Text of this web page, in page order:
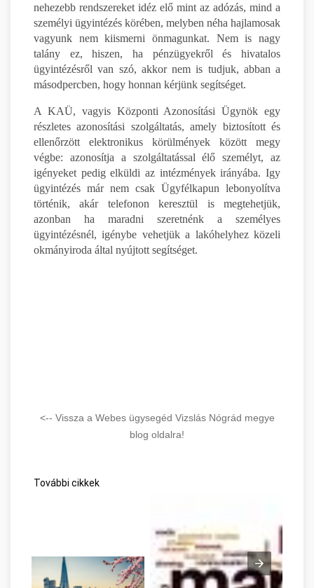
nehezebb rendszereket idéz elő mint az adózás, mind a
személyi ügyintézés körében, melyben néha hajlamosak
vagyunk nem kiismerni önmagunkat. Nem is nagy
talány ez, hiszen, ha pénzügyekről és hivatalos
ügyintézésről van szó, akkor nem is tudjuk, abban a
másodpercben, hogy honnan kérjünk segítséget.
A KAÜ, vagyis Központi Azonosítási Ügynök egy
részletes azonosítási szolgáltatás, amely biztosított és
ellenőrzött elektronikus körülmények között megy
végbe: azonosítja a szolgáltatással élő személyt, az
igényeket pedig elküldi az intézmények irányába. Igy
ügyintézés már nem csak Ügyfélkapun lebonyolítva
történik, akár telefonon keresztül is megtehetjük,
azonban ha maradni szeretnénk a személyes
ügyintézésnél, igénybe vehetjük a lakóhelyhez közeli
okmányiroda által nyújtott segítséget.
<-- Vissza a Webes ügysegéd Vizslás Nógrád megye
blog oldalra!
További cikkek